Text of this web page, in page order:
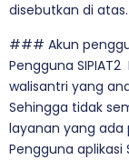
disebutkan di atas.
### Akun
Pengguna
walisantri yang
Sehingga tidak
layanan yang ada
Pengguna aplikasi